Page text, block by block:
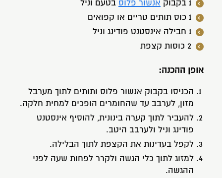
1 בקבוק אנשור פלוס בטעם וניל
1 כוס תותים טריים או קפואים
1 חבילה אינסטנט פודינג וניל
2 כוסות קצפת
אופן ההכנה:
הכניסו בקבוק אנשור פלוס ותותים לתוך מערבל
מזון, לערבב עד שהחומרים הופכים למחית חלקה.
להעביר לתוך קערה בינונית, להוסיף אינסטנט
פודינג וניל ולערבב היטב.
לקפל בעדינות את הקצפת לתוך הבלילה.
למזוג לתוך כלי הגשה ולקרר לפחות שעה לפני
ההגשה.